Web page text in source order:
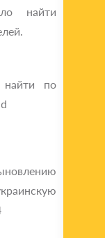
найти
по